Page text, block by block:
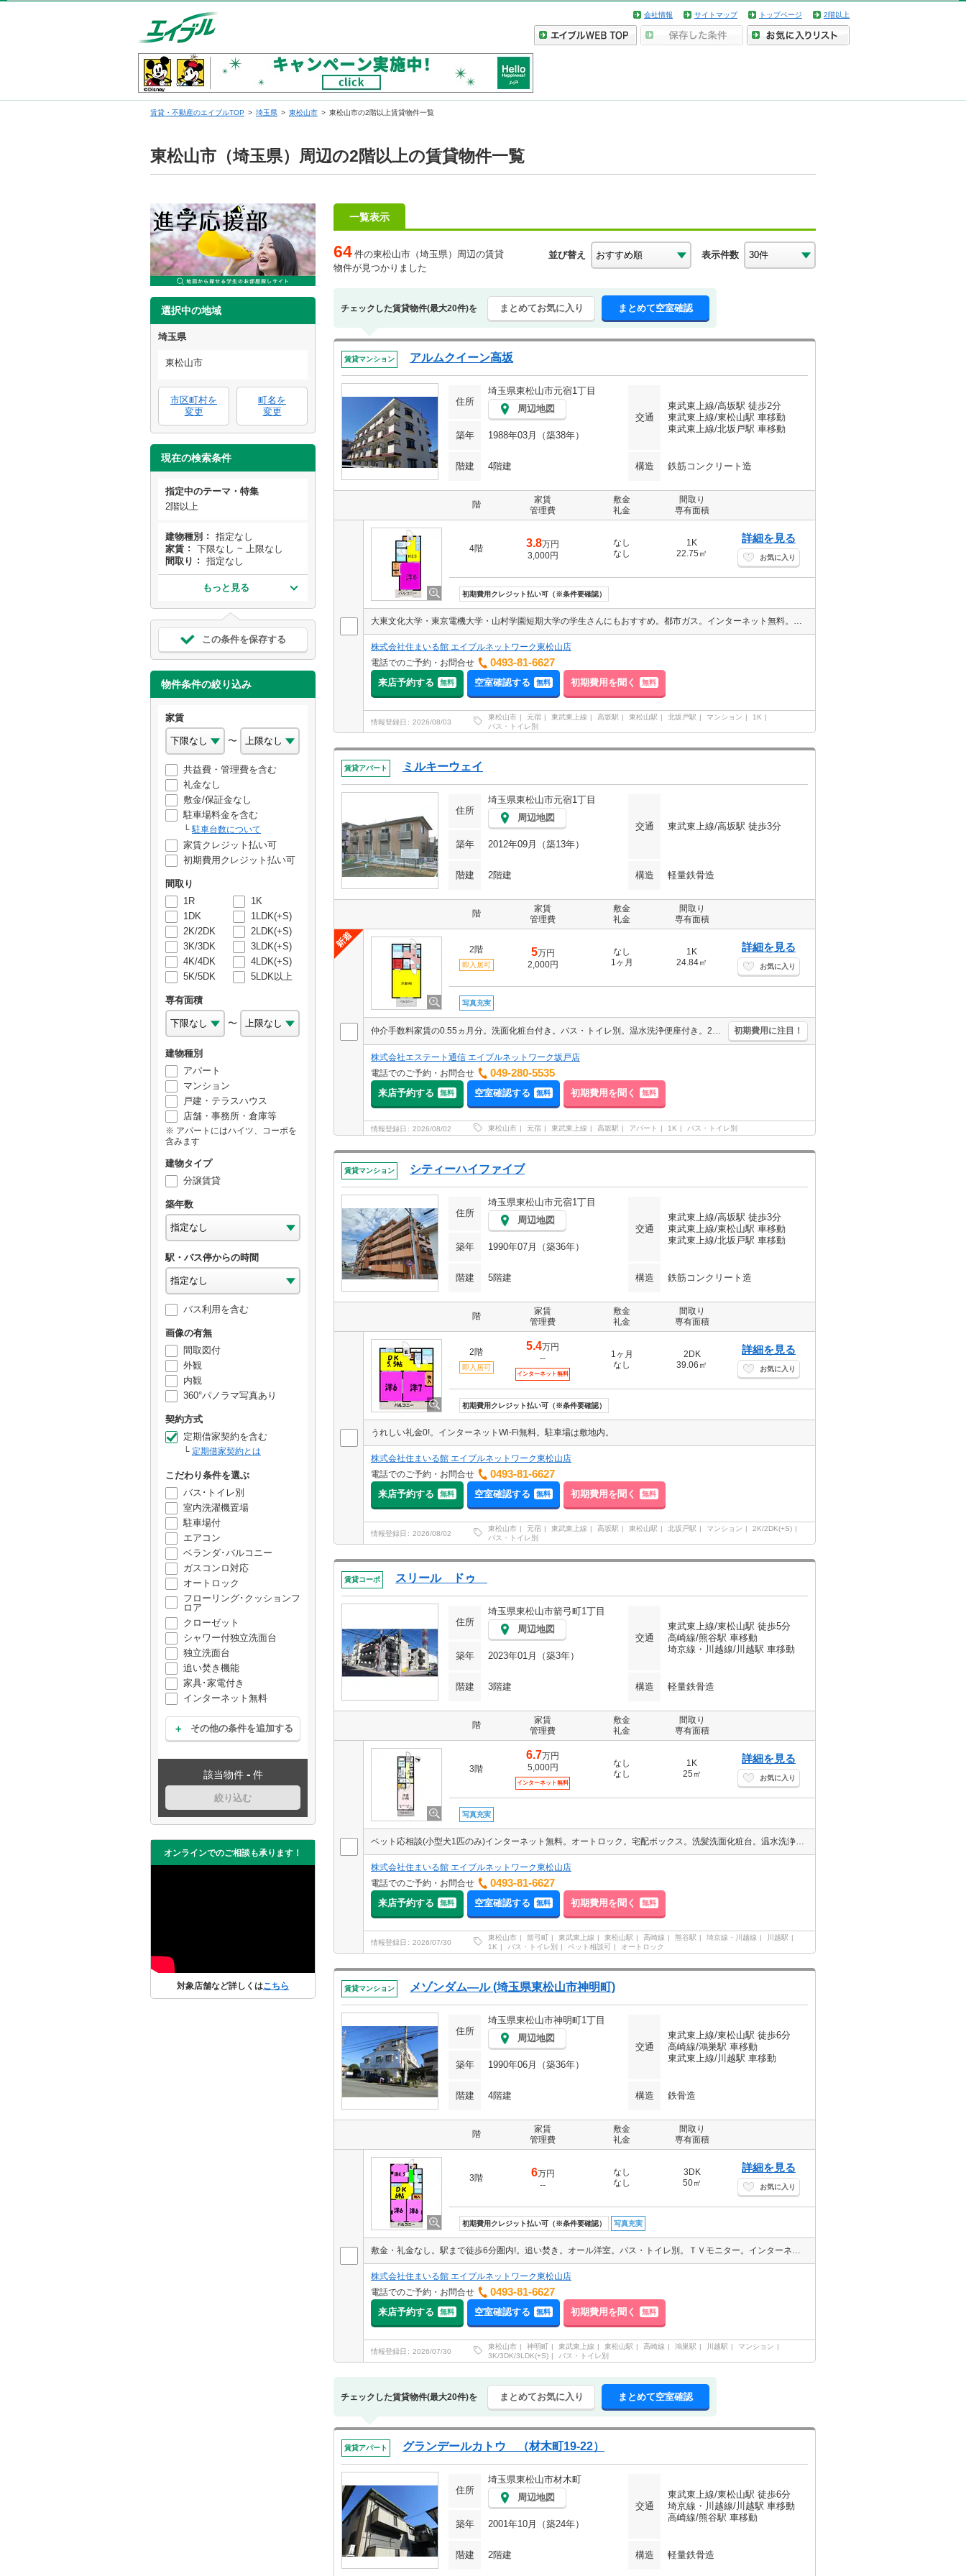
会社情報 サイトマップ トップページ 2階以上
賃貸・不動産のエイブルTOP 埼玉県 東松山市 東松山市の2階以上賃貸物件一覧
東松山市（埼玉県）周辺の2階以上の賃貸物件一覧
選択中の地域
埼玉県
東松山市
市区町村を
変更
町名を
変更
現在の検索条件
指定中のテーマ・特集
2階以上
建物種別
指定なし
家賃
下限なし ~ 上限なし
間取り
指定なし
もっと見る
この条件を保存する
物件条件の絞り込み
家賃
〜
共益費・管理費を含む
礼金なし
敷金/保証金なし
駐車場料金を含む
駐車台数について
家賃クレジット払い可
初期費用クレジット払い可
間取り
1R
1K
1DK
1LDK(+S)
2K/2DK
2LDK(+S)
3K/3DK
3LDK(+S)
4K/4DK
4LDK(+S)
5K/5DK
5LDK以上
専有面積
〜
建物種別
アパート
マンション
戸建・テラスハウス
店舗・事務所・倉庫等
アパートにはハイツ、コーポを
含みます
建物タイプ
分譲賃貸
築年数
駅・バス停からの時間
バス利用を含む
画像の有無
間取図付
外観
内観
360°パノラマ写真あり
契約方式
定期借家契約を含む
定期借家契約とは
こだわり条件を選ぶ
バス･トイレ別
室内洗濯機置場
駐車場付
エアコン
ベランダ･バルコニー
ガスコンロ対応
オートロック
フローリング･クッションフ
ロア
クローゼット
シャワー付独立洗面台
独立洗面台
追い焚き機能
家具･家電付き
インターネット無料
その他の条件を追加する
該当物件 - 件
絞り込む
オンラインでのご相談も承ります！
対象店舗など詳しくはこちら
一覧表示
64 件の東松山市（埼玉県）周辺の賃貸
物件が見つかりました
並び替え 表示件数
チェックした賃貸物件(最大20件)を まとめてお気に入り まとめて空室確認
賃貸マンション アルムクイーン高坂
住所
埼玉県東松山市元宿1丁目
周辺地図
交通
東武東上線/高坂駅 徒歩2分
東武東上線/東松山駅 車移動
東武東上線/北坂戸駅 車移動
築年 1988年03月（築38年）
階建 4階建 構造 鉄筋コンクリート造
階
家賃
管理費
敷金
礼金
間取り
専有面積
4階 3.8万円
3,000円
なし
なし
1K
22.75㎡
詳細を見る
お気に入り
初期費用クレジット払い可（※条件要確認）
大東文化大学・東京電機大学・山村学園短期大学の学生さんにもおすすめ。都市ガス。インターネット無料。敷金・礼金なし。バス・トイレ別。室内洗濯機置場。TVインターホン付き。全室南向きのお部屋です。
株式会社住まいる館 エイブルネットワーク東松山店
電話でのご予約・お問合せ
0493-81-6627
来店予約する 無料 空室確認する 無料 初期費用を聞く 無料
情報登録日 2026/08/03
東松山市 元宿 東武東上線 高坂駅 東松山駅 北坂戸駅 マンション
1K
バス・トイレ別
賃貸アパート ミルキーウェイ
住所
埼玉県東松山市元宿1丁目
周辺地図
交通
東武東上線/高坂駅 徒歩3分
築年
2012年09月（築13年）
階建 2階建 構造 軽量鉄骨造
階
家賃
管理費
敷金
礼金
間取り
専有面積
2階
即入居可
5万円
2,000円
なし
1ヶ月
1K
24.84㎡
詳細を見る
お気に入り
写真充実
仲介手数料家賃の0.55ヵ月分。洗面化粧台付き。バス・トイレ別。温水洗浄便座付き。2口コンロ。システムキッチン。 初期費用に注目！
株式会社エステート通信 エイブルネットワーク坂戸店
電話でのご予約・お問合せ
049-280-5535
来店予約する 無料 空室確認する 無料 初期費用を聞く 無料
情報登録日 2026/08/02 東松山市 元宿 東武東上線 高坂駅 アパート 1K バス・トイレ別
賃貸マンション シティーハイファイブ
住所
埼玉県東松山市元宿1丁目
周辺地図
交通
東武東上線/高坂駅 徒歩3分
東武東上線/東松山駅 車移動
東武東上線/北坂戸駅 車移動
築年 1990年07月（築36年）
階建 5階建 構造 鉄筋コンクリート造
階
家賃
管理費
敷金
礼金
間取り
専有面積
2階
即入居可
5.4万円
--
インターネット無料
1ヶ月
なし
2DK
39.06㎡
詳細を見る
お気に入り
初期費用クレジット払い可（※条件要確認）
うれしい礼金0!。インターネットWi-Fi無料。駐車場は敷地内。
株式会社住まいる館 エイブルネットワーク東松山店
電話でのご予約・お問合せ
0493-81-6627
来店予約する 無料 空室確認する 無料 初期費用を聞く 無料
情報登録日 2026/08/02
東松山市 元宿 東武東上線 高坂駅 東松山駅 北坂戸駅 マンション
2K/2DK(+S)
バス・トイレ別
賃貸コーポ スリール ドゥ
住所
埼玉県東松山市箭弓町1丁目
周辺地図
交通
東武東上線/東松山駅 徒歩5分
高崎線/熊谷駅 車移動
埼京線・川越線/川越駅 車移動
築年 2023年01月（築3年）
階建 3階建 構造 軽量鉄骨造
階
家賃
管理費
敷金
礼金
間取り
専有面積
3階
6.7万円
5,000円
インターネット無料
なし
なし
1K
25㎡
詳細を見る
お気に入り
写真充実
ペット応相談(小型犬1匹のみ)インターネット無料。オートロック。宅配ボックス。洗髪洗面化粧台。温水洗浄暖房便座。浴室乾燥機。ＴＶモニター。バルコニー。ホームセキュリティー対応。
株式会社住まいる館 エイブルネットワーク東松山店
電話でのご予約・お問合せ
0493-81-6627
来店予約する 無料 空室確認する 無料 初期費用を聞く 無料
情報登録日 2026/07/30
東松山市 箭弓町 東武東上線 東松山駅 高崎線 熊谷駅 埼京線・川越線
川越駅
1K
バス・トイレ別 ペット相談可 オートロック
賃貸マンション メゾンダム―ル (埼玉県東松山市神明町)
住所
埼玉県東松山市神明町1丁目
周辺地図
交通
東武東上線/東松山駅 徒歩6分
高崎線/鴻巣駅 車移動
東武東上線/川越駅 車移動
築年 1990年06月（築36年）
階建 4階建 構造 鉄骨造
階
家賃
管理費
敷金
礼金
間取り
専有面積
3階 6万円
--
なし
なし
3DK
50㎡
詳細を見る
お気に入り
初期費用クレジット払い可（※条件要確認） 写真充実
敷金・礼金なし。駅まで徒歩6分圏内!。追い焚き。オール洋室。バス・トイレ別。ＴＶモニター。インターネット対応。独立洗面台。室内洗濯機置場。
株式会社住まいる館 エイブルネットワーク東松山店
電話でのご予約・お問合せ
0493-81-6627
来店予約する 無料 空室確認する 無料 初期費用を聞く 無料
情報登録日 2026/07/30
東松山市 神明町 東武東上線 東松山駅 高崎線 鴻巣駅 川越駅
マンション
3K/3DK/3LDK(+S)
バス・トイレ別
チェックした賃貸物件(最大20件)を まとめてお気に入り まとめて空室確認
賃貸アパート グランデールカトウ （材木町19-22）
住所
埼玉県東松山市材木町
周辺地図
交通
東武東上線/東松山駅 徒歩6分
埼京線・川越線/川越駅 車移動
高崎線/熊谷駅 車移動
築年 2001年10月（築24年）
階建 2階建 構造 軽量鉄骨造